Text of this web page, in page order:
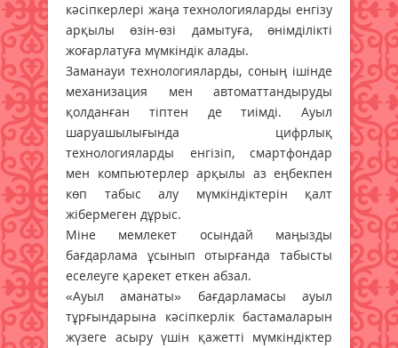
кәсіпкерлері жаңа технологияларды енгізу
арқылы өзін-өзі дамытуға, өнімділікті
жоғарлатуға мүмкіндік алады.
Заманауи технологияларды, соның ішінде
механизация мен автоматтандыруды
қолданған тіптен де тиімді. Ауыл
шаруашылығында цифрлық
технологияларды енгізіп, смартфондар
мен компьютерлер арқылы аз еңбекпен
көп табыс алу мүмкіндіктерін қалт
жібермеген дұрыс.
Міне мемлекет осындай маңызды
бағдарлама ұсынып отырғанда табысты
еселеуге қарекет еткен абзал.
«Ауыл аманаты» бағдарламасы ауыл
тұрғындарына кәсіпкерлік бастамаларын
жүзеге асыру үшін қажетті мүмкіндіктер